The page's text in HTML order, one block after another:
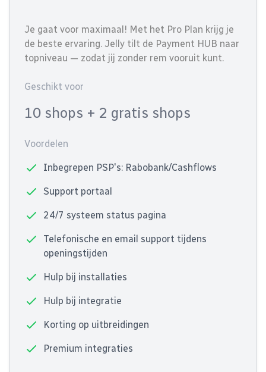
Je gaat voor maximaal! Met het Pro Plan krijg je
de beste ervaring. Jelly tilt de Payment HUB naar
topniveau — zodat jij zonder rem vooruit kunt.
Geschikt voor
10 shops + 2 gratis shops
Voordelen
Inbegrepen PSP's: Rabobank/Cashflows
Support portaal
24/7 systeem status pagina
Telefonische en email support tijdens
openingstijden
Hulp bij installaties
Hulp bij integratie
Korting op uitbreidingen
Premium integraties